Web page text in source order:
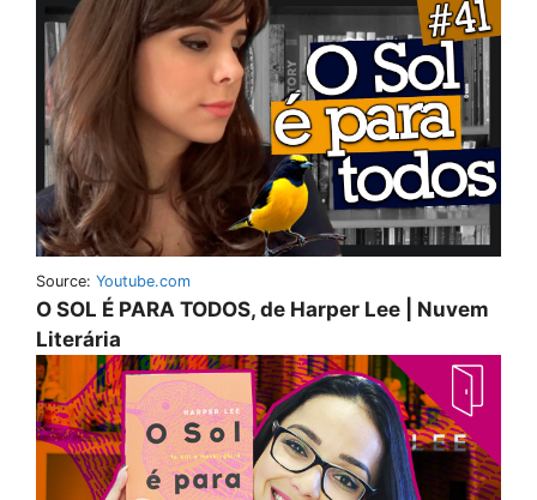
Source: Youtube.com
O SOL É PARA TODOS, de Harper Lee | Nuvem
Literária